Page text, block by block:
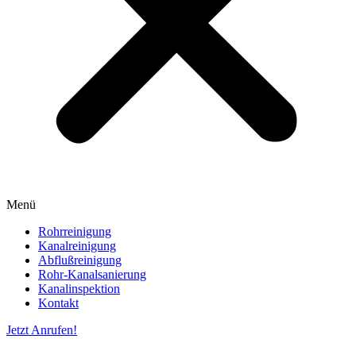
Menü
Rohrreinigung
Kanalreinigung
Abflußreinigung
Rohr-Kanalsanierung
Kanalinspektion
Kontakt
Jetzt Anrufen!